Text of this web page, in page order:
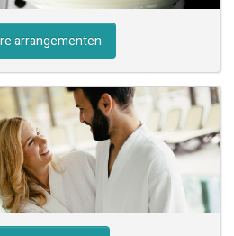
arrangementen